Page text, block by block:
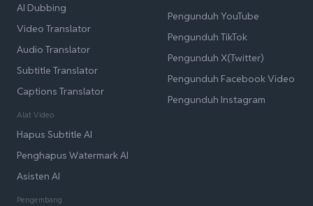
AI Dubbing
Video Translator
Audio Translator
Subtitle Translator
Captions Translator
Alat Video
Hapus Subtitle AI
Penghapus Watermark AI
Asisten AI
Pengembang
Pengunduh YouTube
Pengunduh TikTok
Pengunduh X(Twitter)
Pengunduh Facebook Video
Pengunduh Instagram